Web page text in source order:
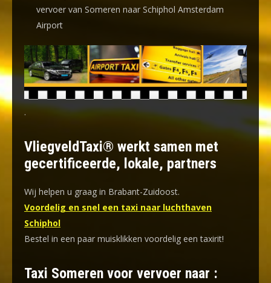
vervoer van Someren naar Schiphol Amsterdam
Airport
.
VliegveldTaxi® werkt samen met
gecertificeerde, lokale, partners
Wij helpen u graag in Brabant-Zuidoost.
Voordelig en snel een taxi naar luchthaven
Schiphol
Bestel in een paar muisklikken voordelig een taxirit!
Taxi Someren voor vervoer naar :